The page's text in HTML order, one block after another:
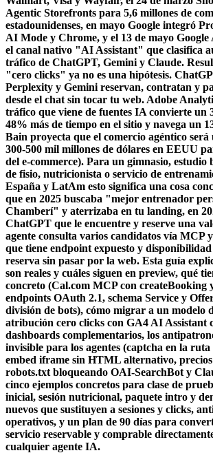
Agentic Storefronts para 5,6 millones de
estadounidenses, en mayo Google integró
AI Mode y Chrome, y el 13 de mayo
el canal nativo "AI Assistant" que clasifica
tráfico de ChatGPT, Gemini y Claude.
"cero clicks" ya no es una hipótesis.
Perplexity y Gemini reservan, contratan y
desde el chat sin tocar tu web. Adobe
tráfico que viene de fuentes IA convierte un
48% más de tiempo en el sitio y navega un
Bain proyecta que el comercio agéntico será
300-500 mil millones de dólares en EEUU
del e-commerce). Para un gimnasio, estudio
de fisio, nutricionista o servicio de
España y LatAm esto significa una cosa
que en 2025 buscaba "mejor entrenador
Chamberí" y aterrizaba en tu landing, en
ChatGPT que le encuentre y reserve una
agente consulta varios candidatos vía MCP
que tiene endpoint expuesto y
reserva sin pasar por la web. Esta guía
son reales y cuáles siguen en preview, qué
concreto (Cal.com MCP con createBooking
endpoints OAuth 2.1, schema Service y
división de bots), cómo migrar a un modelo
atribución cero clicks con GA4 AI Assistant
dashboards complementarios, los
invisible para los agentes (captcha en la ruta
embed iframe sin HTML alternativo, precios
robots.txt bloqueando OAI-SearchBot y
cinco ejemplos concretos para clase de
inicial, sesión nutricional, paquete intro y
nuevos que sustituyen a sesiones y clicks,
operativos, y un plan de 90 días para
servicio reservable y comprable
cualquier agente IA.